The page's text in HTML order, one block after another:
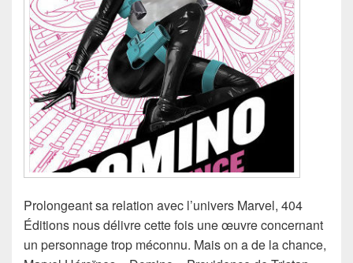
Prolongeant sa relation avec l’univers Marvel, 404
Éditions nous délivre cette fois une œuvre concernant
un personnage trop méconnu. Mais on a de la chance,